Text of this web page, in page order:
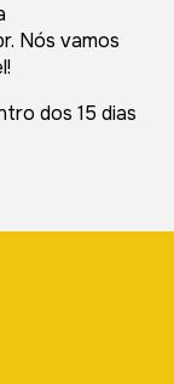
. Nós vamos
dos 15 dias